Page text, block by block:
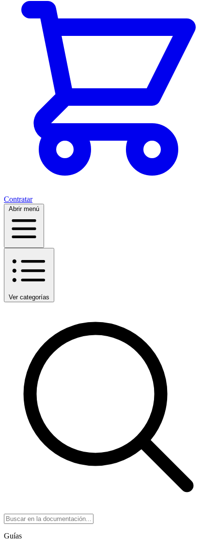
Contratar
Abrir menú
Ver categorías
Guías